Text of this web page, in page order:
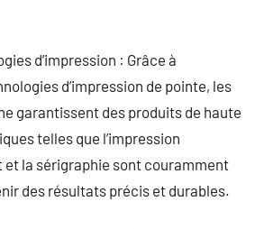
d’impression : Grâce à
d’impression de pointe, les
garantissent des produits de haute
telles que l’impression
et la sérigraphie sont couramment
des résultats précis et durables.